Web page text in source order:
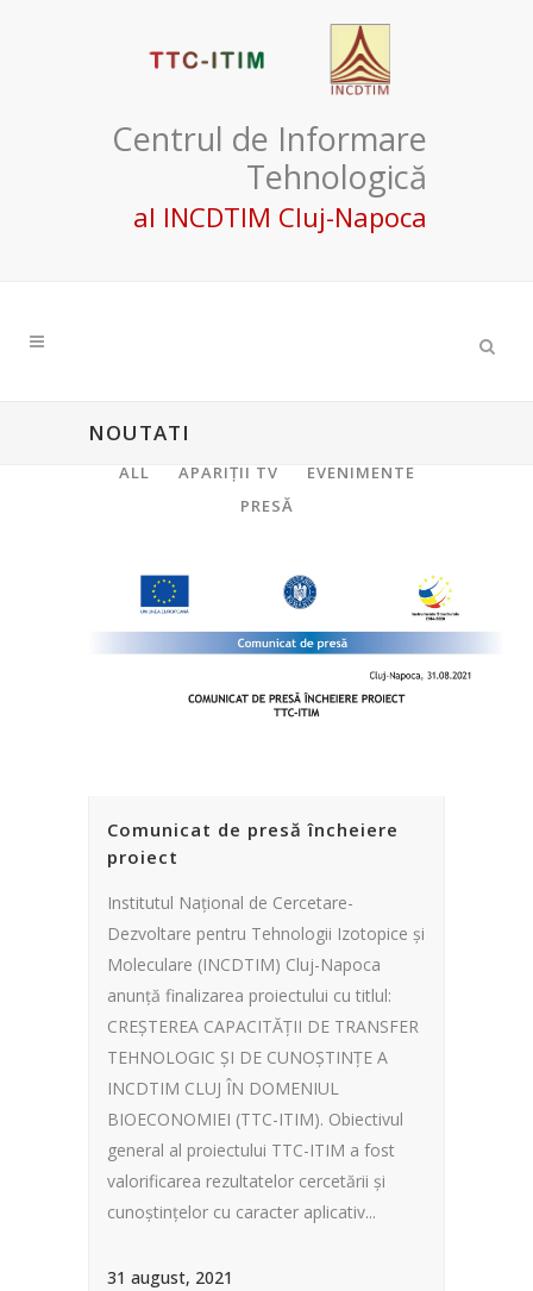
Centrul de Informare
Tehnologică
al INCDTIM Cluj-Napoca
NOUTATI
ALL APARIŢII TV
EVENIMENTE
PRESĂ
Comunicat de presă încheiere
proiect
Institutul Naţional de Cercetare-
Dezvoltare pentru Tehnologii Izotopice şi
Moleculare (INCDTIM) Cluj-Napoca
anunţă finalizarea proiectului cu titlul:
CREŞTEREA CAPACITĂŢII DE TRANSFER
TEHNOLOGIC ŞI DE CUNOŞTINŢE A
INCDTIM CLUJ ÎN DOMENIUL
BIOECONOMIEI (TTC-ITIM). Obiectivul
general al proiectului TTC-ITIM a fost
valorificarea rezultatelor cercetării și
cunoștințelor cu caracter aplicativ...
31 august, 2021